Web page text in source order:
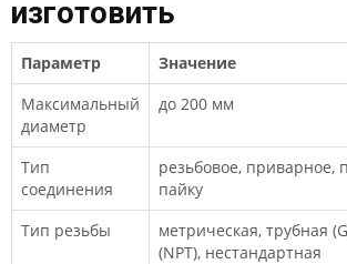
изготовить
Параметр
Значение
Максимальный
диаметр
до 200 мм
Тип
соединения
резьбовое, приварное,
пайку
Тип резьбы
метрическая, трубная
(NPT), нестандартная